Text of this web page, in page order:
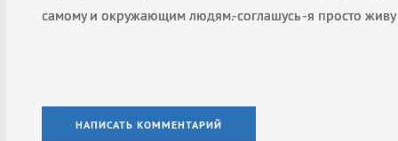
самому и окружающим людям.-соглашусь -я просто
НАПИСАТЬ КОММЕНТАРИЙ